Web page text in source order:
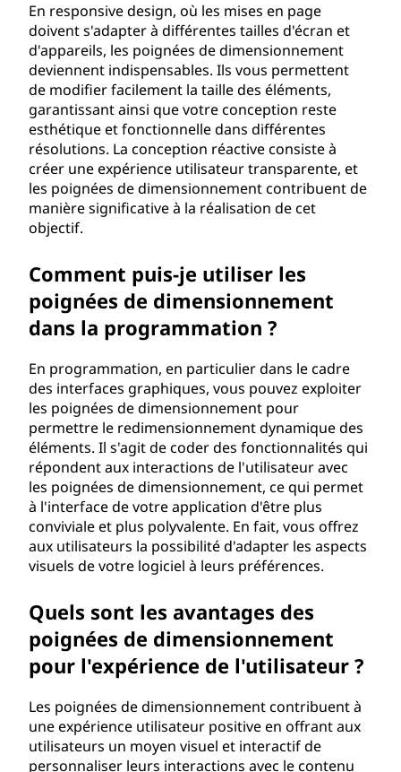
En responsive design, où les mises en page
doivent s'adapter à différentes tailles d'écran et
d'appareils, les poignées de dimensionnement
deviennent indispensables. Ils vous permettent
de modifier facilement la taille des éléments,
garantissant ainsi que votre conception reste
esthétique et fonctionnelle dans différentes
résolutions. La conception réactive consiste à
créer une expérience utilisateur transparente, et
les poignées de dimensionnement contribuent de
manière significative à la réalisation de cet
objectif.
Comment puis-je utiliser les
poignées de dimensionnement
dans la programmation ?
En programmation, en particulier dans le cadre
des interfaces graphiques, vous pouvez exploiter
les poignées de dimensionnement pour
permettre le redimensionnement dynamique des
éléments. Il s'agit de coder des fonctionnalités qui
répondent aux interactions de l'utilisateur avec
les poignées de dimensionnement, ce qui permet
à l'interface de votre application d'être plus
conviviale et plus polyvalente. En fait, vous offrez
aux utilisateurs la possibilité d'adapter les aspects
visuels de votre logiciel à leurs préférences.
Quels sont les avantages des
poignées de dimensionnement
pour l'expérience de l'utilisateur ?
Les poignées de dimensionnement contribuent à
une expérience utilisateur positive en offrant aux
utilisateurs un moyen visuel et interactif de
personnaliser leurs interactions avec le contenu